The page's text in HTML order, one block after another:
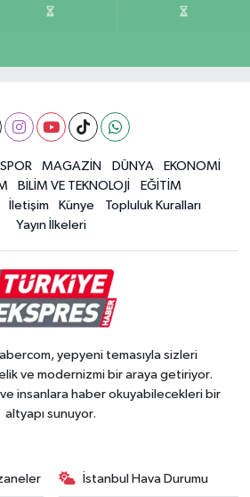
SPOR MAGAZİN DÜNYA
EKONOMİ
BİLİM VE TEKNOLOJİ
EĞİTİM
İletişim Künye
Topluluk Kuralları
Yayın İlkeleri
yepyeni temasıyla sizleri
ve modernizmi bir araya getiriyor.
insanlara haber okuyabilecekleri bir
altyapı sunuyor.
İstanbul Hava Durumu